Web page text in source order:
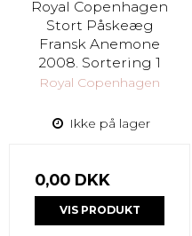
Royal Copenhagen
Stort Påskeæg
Fransk Anemone
2008. Sortering 1
Royal Copenhagen
Ikke på lager
0,00 DKK
VIS PRODUKT